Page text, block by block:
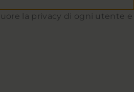
la privacy di ogni utente e